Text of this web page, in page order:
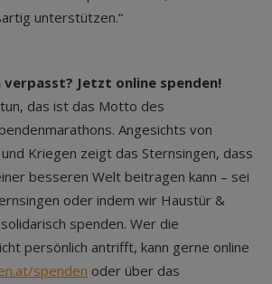
unterstützen.“
verpasst? Jetzt online spenden!
das ist das Motto des
Angesichts von
Kriegen zeigt das Sternsingen, dass
besseren Welt beitragen kann – sei
oder indem wir Haustür &
spenden. Wer die
persönlich antrifft, kann gerne online
spenden oder über das